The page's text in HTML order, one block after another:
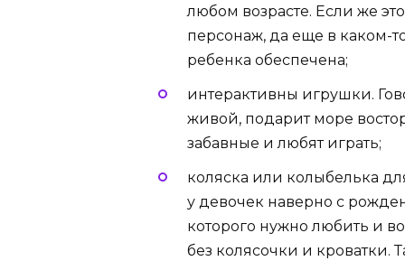
любом возрасте. Если же
персонаж, да еще в каком-
ребенка обеспечена;
интерактивны игрушки.
живой, подарит море
забавные и любят играть;
коляска или колыбелька
у девочек наверно с
которого нужно любить и
без колясочки и кроватки.